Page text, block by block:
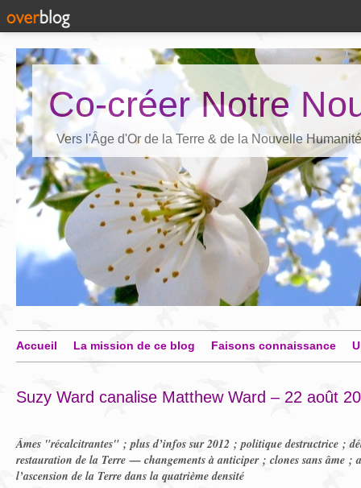
Co-créer Notre
Vers l'Âge d'Or de la Terre & de la Nouvelle Humanité
Accueil La mission de ce blog Faisons connaissance
Suzy Ward canalise Matthew Ward – 22 août
Âmes "récalcitrantes" ; plus d’infos sur 2012 ; politique destructrice ;
restauration de la Terre — changements à anticiper ; clones sans âme ;
l’ascension de la Terre dans la quatrième densité